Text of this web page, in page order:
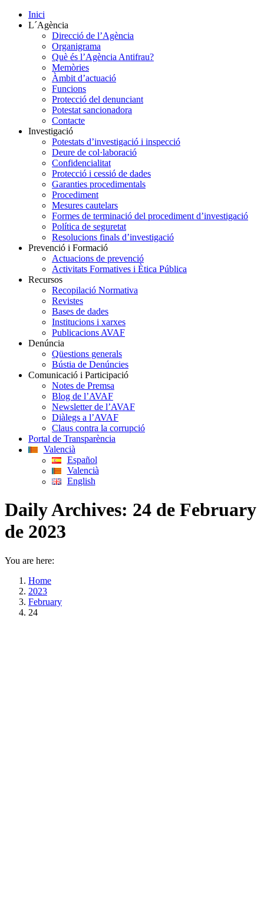
Inici
L´Agència
Direcció de l’Agència
Organigrama
Què és l’Agència Antifrau?
Memòries
Àmbit d’actuació
Funcions
Protecció del denunciant
Potestat sancionadora
Contacte
Investigació
Potestats d’investigació i inspecció
Deure de col·laboració
Confidencialitat
Protecció i cessió de dades
Garanties procedimentals
Procediment
Mesures cautelars
Formes de terminació del procediment d’investigació
Política de seguretat
Resolucions finals d’investigació
Prevenció i Formació
Actuacions de prevenció
Activitats Formatives i Ètica Pública
Recursos
Recopilació Normativa
Revistes
Bases de dades
Institucions i xarxes
Publicacions AVAF
Denúncia
Qüestions generals
Bústia de Denúncies
Comunicació i Participació
Notes de Premsa
Blog de l’AVAF
Newsletter de l’AVAF
Diàlegs a l’AVAF
Claus contra la corrupció
Portal de Transparència
Valencià
Español
Valencià
English
Daily Archives: 24 de February
de 2023
You are here:
Home
2023
February
24